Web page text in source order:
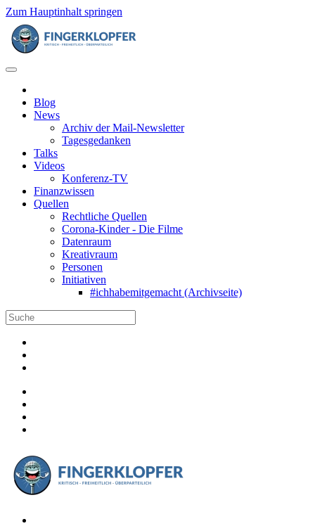
Zum Hauptinhalt springen
Blog
News
Archiv der Mail-Newsletter
Tagesgedanken
Talks
Videos
Konferenz-TV
Finanzwissen
Quellen
Rechtliche Quellen
Corona-Kinder - Die Filme
Datenraum
Kreativraum
Personen
Initiativen
#ichhabemitgemacht (Archivseite)